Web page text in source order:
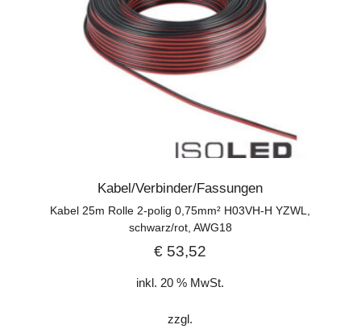
Kabel/Verbinder/Fassungen
Kabel 25m Rolle 2-polig 0,75mm² H03VH-H YZWL,
schwarz/rot, AWG18
€ 53,52
inkl. 20 % MwSt.
zzgl.